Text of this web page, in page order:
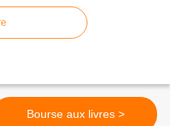
Bourse aux livres >